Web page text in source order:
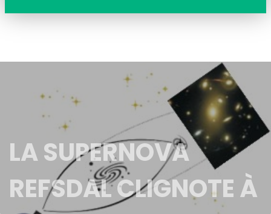
LA SUPERNOVA
REFSDAL CLIGNOTE À